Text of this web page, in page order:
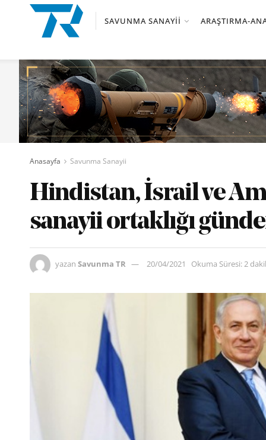
SAVUNMA SANAYII ARAŞTIRMA-
Anasayfa Savunma Sanayii
Hindistan, İsrail ve
sanayii ortaklığı
yazan Savunma TR 20/04/2021 Okuma Süresi: 2